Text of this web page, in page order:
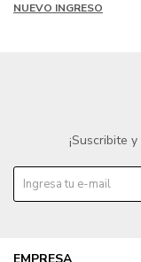
NUEVO INGRESO
¡Suscribite